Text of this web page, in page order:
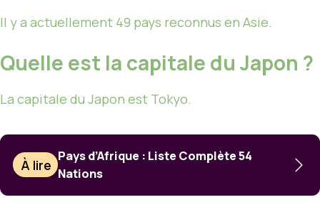
Il y a actuellement 49 pays reconnus en Asie.
Quelle est la capitale du Japon ?
La capitale du Japon est Tokyo.
À lire
Pays d’Afrique : Liste Complète 54
Nations